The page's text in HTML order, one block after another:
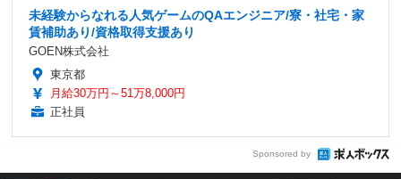
未経験からなれる人気ゲームのQAエンジニア/寮・社宅・家
賃補助あり/資格取得支援あり
GOEN株式会社
東京都
月給30万円～51万8,000円
正社員
Sponsored by